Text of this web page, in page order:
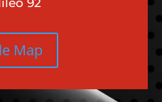
92
Map